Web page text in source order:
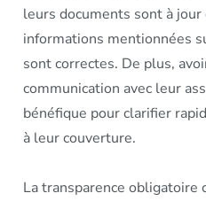
leurs documents sont à
informations mentionnées
sont correctes. De plus,
communication avec leur
bénéfique pour clarifier
à leur couverture.
La transparence obligatoire